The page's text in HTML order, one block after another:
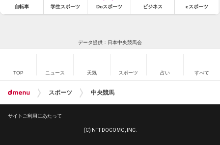
自転車 学生スポーツ Doスポーツ ビジネス eスポーツ
データ提供：日本中央競馬会
TOP ニュース 天気 スポーツ 占い すべて
スポーツ 中央競馬
サイトご利用にあたって
(C) NTT DOCOMO, INC.